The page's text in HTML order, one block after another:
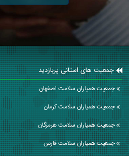
جمعیت های استانی پربازدید
جمعیت همیاران سلامت اصفهان
جمعیت همیاران سلامت كرمان
جمعیت همیاران سلامت هرمزگان
جمعیت همیاران سلامت فارس